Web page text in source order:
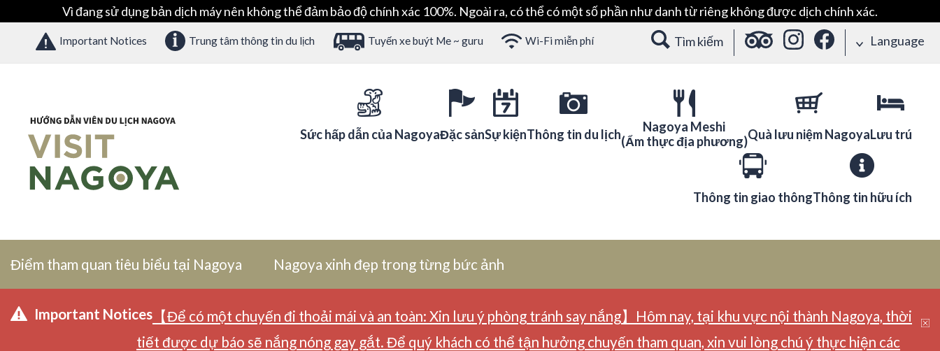
Vì đang sử dụng bản dịch máy nên không thể đảm bảo độ chính xác 100%. Ngoài ra, có thể có một số phần như danh từ riêng không được dịch chính xác.
Important Notices Trung tâm thông tin du lịch Tuyến xe buýt Me ~ guru Wi-Fi miễn phí Tìm kiếm Language
Sức hấp dẫn của NagoyaĐặc sảnSự kiệnThông tin du lịch
Nagoya Meshi
(Ẩm thực địa phương)Quà lưu niệm NagoyaLưu trú
Thông tin giao thôngThông tin hữu ích
Điểm tham quan tiêu biểu tại Nagoya Nagoya xinh đẹp trong từng bức ảnh
Important Notices 【Để có một chuyến đi thoải mái và an toàn: Xin lưu ý phòng tránh say nắng】Hôm nay, tại khu vực nội thành Nagoya, thời
tiết được dự báo sẽ nắng nóng gay gắt. Để quý khách có thể tận hưởng chuyến tham quan, xin vui lòng chú ý thực hiện các